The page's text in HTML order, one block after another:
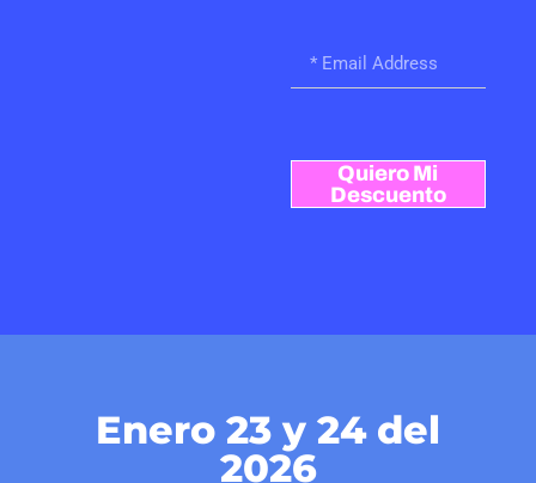
Quiero Mi
Descuento
Enero 23 y 24 del
2026